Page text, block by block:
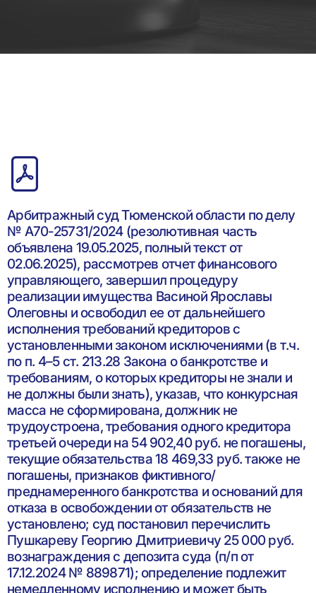
Арбитражный суд Тюменской области по делу
№ А70-25731/2024 (резолютивная часть
объявлена 19.05.2025, полный текст от
02.06.2025), рассмотрев отчет финансового
управляющего, завершил процедуру
реализации имущества Васиной Ярославы
Олеговны и освободил ее от дальнейшего
исполнения требований кредиторов с
установленными законом исключениями (в т.ч.
по п. 4–5 ст. 213.28 Закона о банкротстве и
требованиям, о которых кредиторы не знали и
не должны были знать), указав, что конкурсная
масса не сформирована, должник не
трудоустроена, требования одного кредитора
третьей очереди на 54 902,40 руб. не погашены,
текущие обязательства 18 469,33 руб. также не
погашены, признаков фиктивного/
преднамеренного банкротства и оснований для
отказа в освобождении от обязательств не
установлено; суд постановил перечислить
Пушкареву Георгию Дмитриевичу 25 000 руб.
вознаграждения с депозита суда (п/п от
17.12.2024 № 889871); определение подлежит
немедленному исполнению и может быть